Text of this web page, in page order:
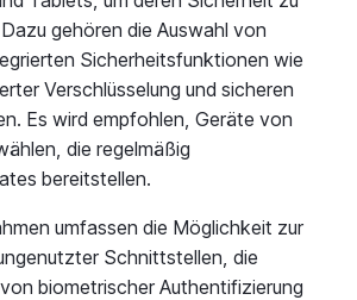
gehören die Auswahl von
Sicherheitsfunktionen wie
Verschlüsselung und sicheren
Es wird empfohlen, Geräte von
die regelmäßig
bereitstellen.
umfassen die Möglichkeit zur
Schnittstellen, die
biometrischer Authentifizierung